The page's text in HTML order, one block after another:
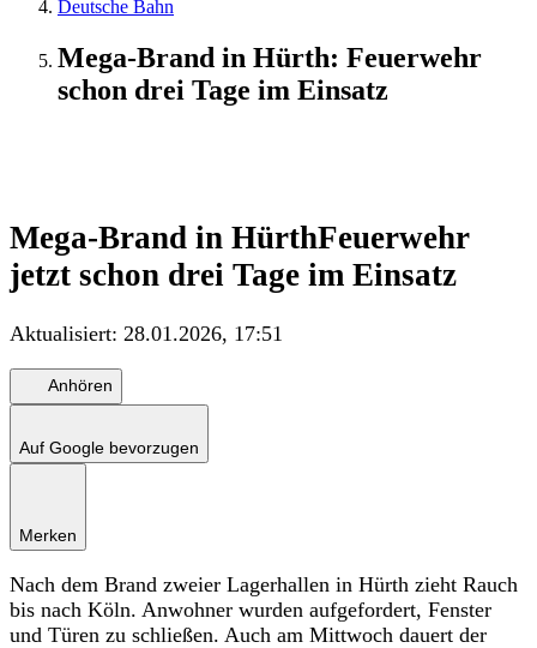
Deutsche Bahn
Mega-Brand in Hürth: Feuerwehr
schon drei Tage im Einsatz
Mega-Brand in HürthFeuerwehr
jetzt schon drei Tage im Einsatz
Aktualisiert: 28.01.2026, 17:51
Anhören
Auf Google bevorzugen
Merken
Nach dem Brand zweier Lagerhallen in Hürth zieht Rauch
bis nach Köln. Anwohner wurden aufgefordert, Fenster
und Türen zu schließen. Auch am Mittwoch dauert der